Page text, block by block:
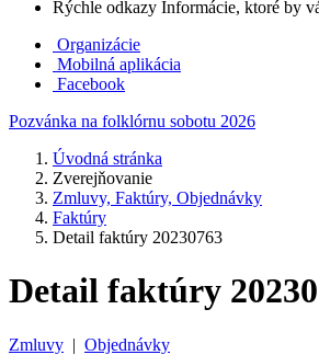
Rýchle odkazy Informácie, ktoré by
Organizácie
Mobilná aplikácia
Facebook
Pozvánka na folklórnu sobotu 2026
Úvodná stránka
Zverejňovanie
Zmluvy, Faktúry, Objednávky
Faktúry
Detail faktúry 20230763
Detail faktúry
Zmluvy | Objednávky